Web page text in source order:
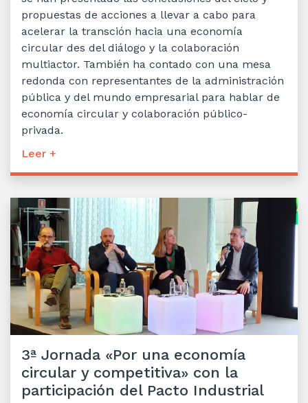
propuestas de acciones a llevar a cabo para
acelerar la transción hacia una economía
circular des del diálogo y la colaboración
multiactor. También ha contado con una mesa
redonda con representantes de la administración
pública y del mundo empresarial para hablar de
economía circular y colaboración público-
privada.
Leer +
3ª Jornada «Por una economía
circular y competitiva» con la
participación del Pacto Industrial